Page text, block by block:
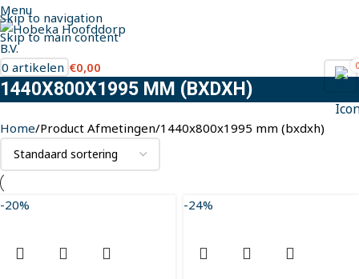
Skip to navigation
Skip to main content
Menu
0
0 artikelen €0,00
1440X800X1995 MM (BXDXH)
Home Product Afmetingen 1440x800x1995 mm (bxdxh)
-20% -24%